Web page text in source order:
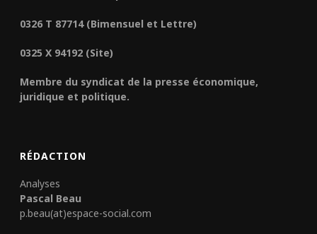
0326 T 87714 (Bimensuel et Lettre)
0325 X 94192 (Site)
Membre du syndicat de la presse économique,
juridique et politique.
RÉDACTION
Analyses
Pascal Beau
p.beau(at)espace-social.com